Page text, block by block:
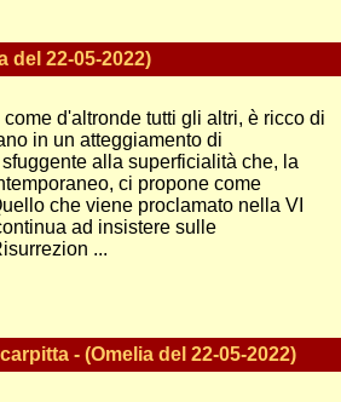
del 22-05-2022)
come d'altronde tutti gli altri, è ricco di
in un atteggiamento di
alla superficialità che, la
ci propone come
che viene proclamato nella VI
ad insistere sulle
...
- (Omelia del 22-05-2022)